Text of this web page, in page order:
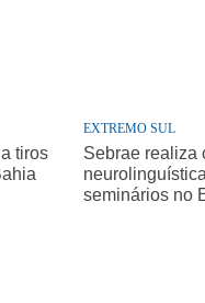
tiros
EXTREMO SUL
Sebrae realiza
seminários no